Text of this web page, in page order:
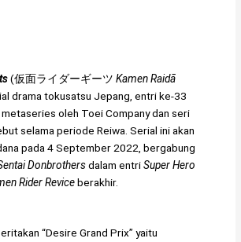
(仮面ライダーギーツ Kamen Raidā
drama tokusatsu Jepang, entri ke-33
metaseries oleh Toei Company dan seri
selama periode Reiwa. Serial ini akan
pada 4 September 2022, bergabung
Donbrothersdalam entriSuper Hero
Rider Reviceberakhir.
“Desire Grand Prix” yaitu